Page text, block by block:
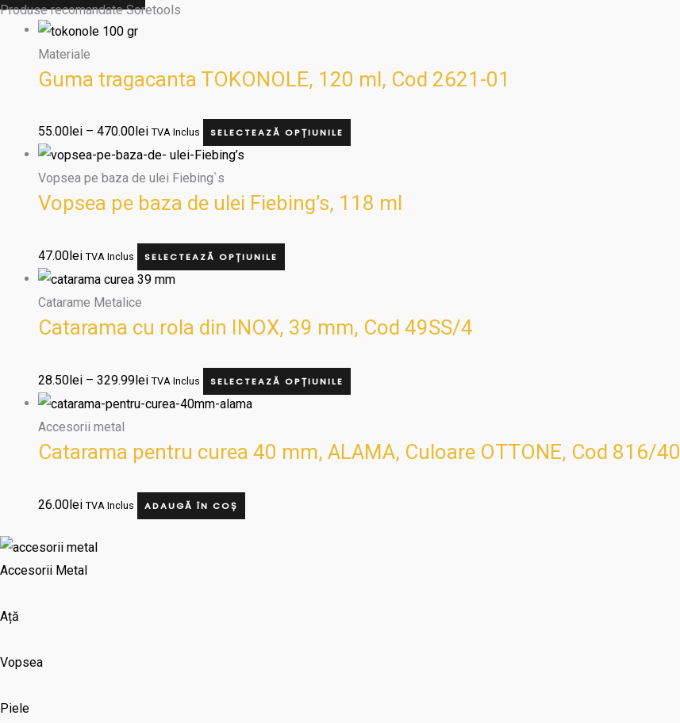
Produse recomandate Soretools
Materiale
Guma tragacanta TOKONOLE, 120 ml, Cod 2621-01
55.00 lei – 470.00 lei TVA Inclus SELECTEAZĂ OPȚIUNILE
Vopsea pe baza de ulei Fiebing`s
Vopsea pe baza de ulei Fiebing’s, 118 ml
47.00lei TVA Inclus SELECTEAZĂ OPȚIUNILE
Catarame Metalice
Catarama cu rola din INOX, 39 mm, Cod 49SS/4
28.50lei – 329.99lei TVA Inclus SELECTEAZĂ OPȚIUNILE
Accesorii metal
Catarama pentru curea 40 mm, ALAMA, Culoare OTTONE, Cod 816/40
26.00lei TVA Inclus ADAUGĂ ÎN COȘ
Accesorii Metal
Ață
Vopsea
Piele